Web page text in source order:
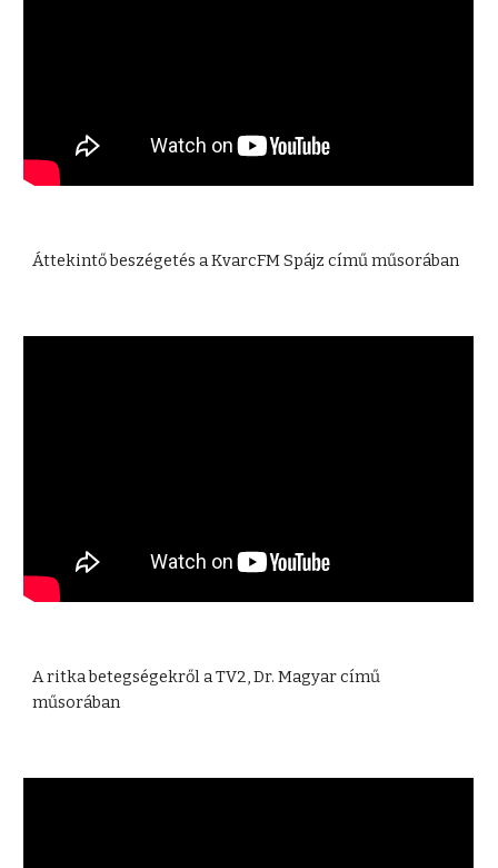
Áttekintő beszégetés a KvarcFM Spájz című műsorában
A ritka betegségekről a TV2, Dr. Magyar című
műsorában